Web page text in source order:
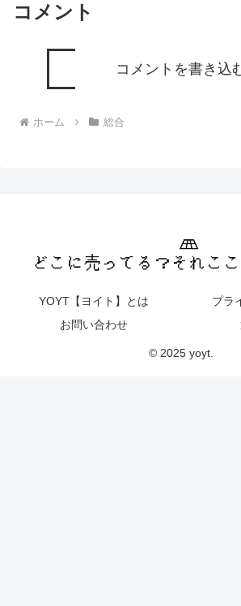
コメント
コメントを書き込
ホーム 総合
YOYT【ヨイト】とは
プラ
お問い合わせ
© 2025 yoyt.